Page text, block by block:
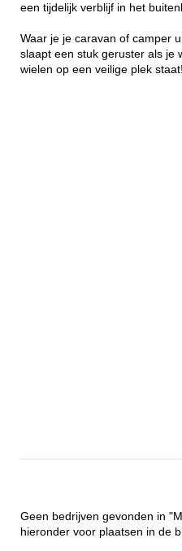
een tijdelijk verblijf in het
Waar je je caravan of camper
slaapt een stuk geruster als je
wielen op een veilige plek staat!
Geen bedrijven gevonden in
hieronder voor plaatsen in de